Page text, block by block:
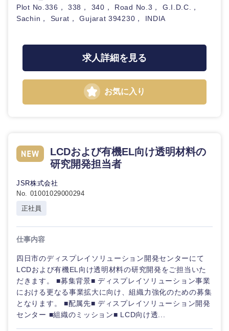
マーケテ
ィング
ティブ
専門職
技術職
Webサー
作、ゲー
ム
技術職
（モノづ
くり）
金融専門
職
経営企画
その他企画業務
コンサルタント
専門職
技術職（モノづくり）
金融専門職
メディカル
建設・施工管理
事務職
その他
食品・化粧品・アパレル・消費財
建設・不動産
小売・通販・外食
IT・通信
広告・宣伝・印刷
マスメディア
こだわり条件を入力ください
スタートアップ企
業
フルリモート
年間休日120日以
完全週休2日制
Plot No.336， 338， 340， Road No.3， G.I.D.C.，
Sachin， Surat， Gujarat 394230， INDIA
求人詳細を見る
お気に入り
LCDおよび有機EL向け透明材料の
研究開発担当者
JSR株式会社
No. 01001029000294
正社員
仕事内容
四日市のディスプレイソリューション開発センターにて
LCDおよび有機EL向け透明材料の研究開発をご担当いた
だきます。 ■募集背景■ ディスプレイソリューション事業
における更なる事業拡大に向け、組織力強化のための募集
となります。 ■配属先■ ディスプレイソリューション開発
センター ■組織のミッション■ LCD向け透...